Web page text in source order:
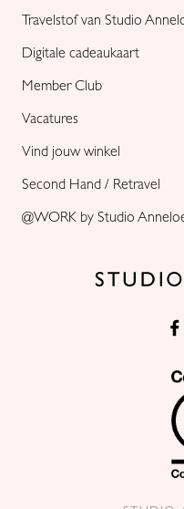
Travelstof van Studio
Digitale cadeaukaart
Member Club
Vacatures
Vind jouw winkel
Second Hand / Retravel
@WORK by Studio